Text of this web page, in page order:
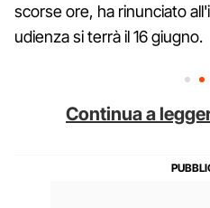
scorse ore, ha rinunciato
udienza si terrà il 16 giugno.
Continua a